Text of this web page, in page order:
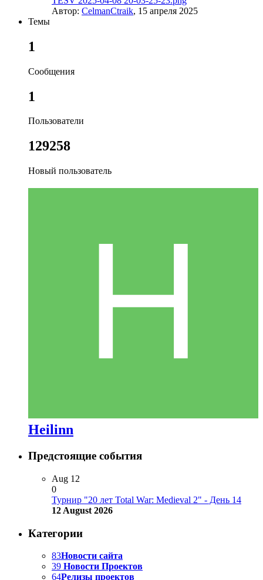
Автор: CelmanCtraik, 15 апреля 2025
Темы
1
Сообщения
1
Пользователи
129258
Новый пользователь
Heilinn
Предстоящие события
Aug 12
0
Турнир "20 лет Total War: Medieval 2" - День 14
12 August 2026
Категории
83Новости сайта
39 Новости Проектов
64Релизы проектов